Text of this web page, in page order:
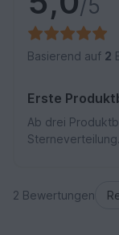
/5
Basierend auf 2
Erste
Ab drei
Sterneverteilung.
2 Bewertungen